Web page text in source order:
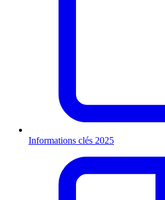
Informations clés 2025